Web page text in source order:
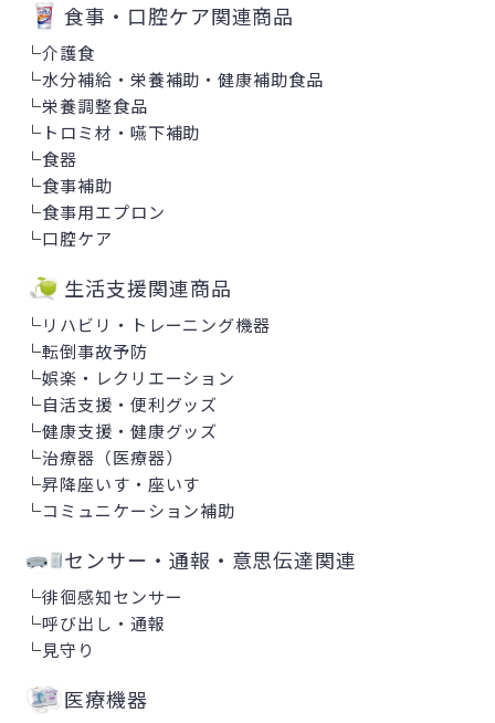
食事・口腔ケア関連商品
└介護食
└水分補給・栄養補助・健康補助食品
└栄養調整食品
└ トロミ材・嚥下補助
└食器
└食事補助
└食事用エプロン
└口腔ケア
生活支援関連商品
└リハビリ・トレーニング機器
└転倒事故予防
└娯楽・レクリエーション
└自活支援・便利グッズ
└健康支援・健康グッズ
└治療器（医療器）
└昇降座いす・座いす
└コミュニケーション補助
センサー・通報・意思伝達関連
└徘徊感知センサー
└呼び出し・通報
└見守り
医療機器